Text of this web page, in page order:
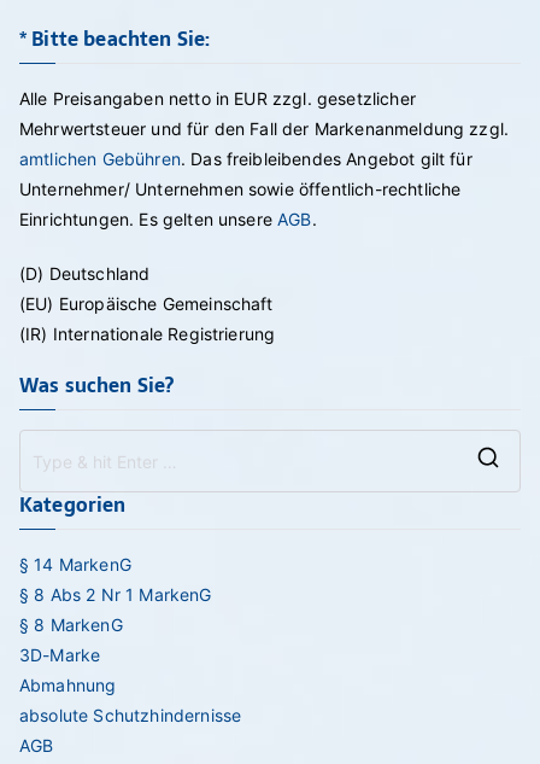
* Bitte beachten Sie:
Alle Preisangaben netto in EUR zzgl. gesetzlicher
Mehrwertsteuer und für den Fall der Markenanmeldung zzgl.
amtlichen Gebühren. Das freibleibendes Angebot gilt für
Unternehmer/ Unternehmen sowie öffentlich-rechtliche
Einrichtungen. Es gelten unsereAGB.
(D) Deutschland
(EU) Europäische Gemeinschaft
(IR) Internationale Registrierung
Was suchen Sie?
Kategorien
§ 14 MarkenG
§ 8 Abs 2 Nr 1 MarkenG
§ 8 MarkenG
3D-Marke
Abmahnung
absolute Schutzhindernisse
AGB